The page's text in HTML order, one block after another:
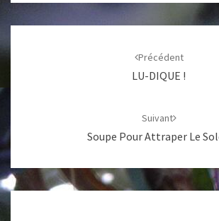
d'article
Précédent
LU-DIQUE !
Suivant
Soupe Pour Attraper Le